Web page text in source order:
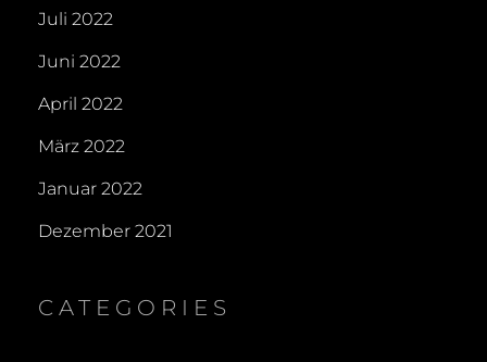
Juli 2022
Juni 2022
April 2022
März 2022
Januar 2022
Dezember 2021
CATEGORIES